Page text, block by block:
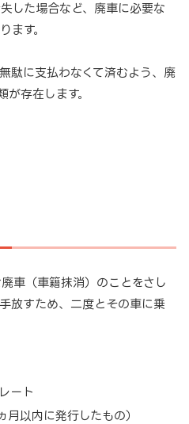
した場合など、廃車に必要な
ます。
駄に支払わなくて済むよう、廃
存在します。
車（車籍抹消）のことをさし
放すため、二度とその車に乗
ート
月以内に発行したもの）